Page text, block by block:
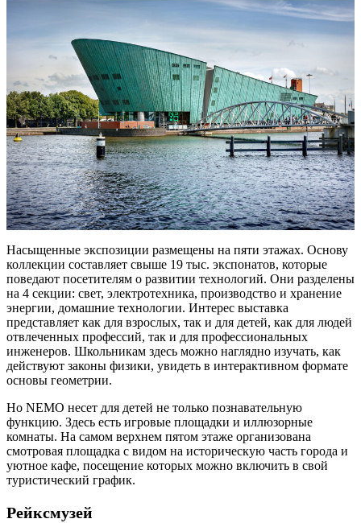
Насыщенные экспозиции размещены на пяти этажах. Основу
коллекции составляет свыше 19 тыс. экспонатов, которые
поведают посетителям о развитии технологий. Они разделены
на 4 секции: свет, электротехника, производство и хранение
энергии, домашние технологии. Интерес выставка
представляет как для взрослых, так и для детей, как для людей
отвлеченных профессий, так и для профессиональных
инженеров. Школьникам здесь можно наглядно изучать, как
действуют законы физики, увидеть в интерактивном формате
основы геометрии.
Но NEMO несет для детей не только познавательную
функцию. Здесь есть игровые площадки и иллюзорные
комнаты. На самом верхнем пятом этаже организована
смотровая площадка с видом на историческую часть города и
уютное кафе, посещение которых можно включить в свой
туристический график.
Рейксмузей